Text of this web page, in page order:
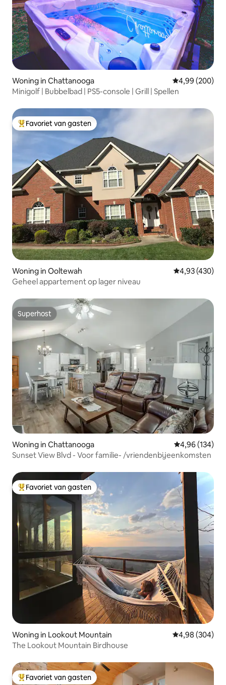
Woning in Chattanooga Gemiddelde
4,99 (200)
Minigolf | Bubbelbad | PS5-console | Grill | Spellen
Topfavoriet van gasten
Favoriet van gasten
Woning in Ooltewah Gemiddelde
4,93 (430)
Geheel appartement op lager niveau
Superhost
Superhost
Woning in Chattanooga Gemiddelde
4,96 (134)
Sunset View Blvd - Voor familie- /vriendenbijeenkomsten
Topfavoriet van gasten
Favoriet van gasten
Woning in Lookout Mountain Gemiddelde
4,98 (304)
The Lookout Mountain Birdhouse
Topfavoriet van gasten
Favoriet van gasten